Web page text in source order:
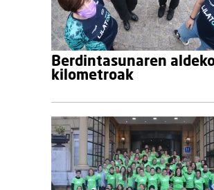
Berdintasunaren
kilometroak